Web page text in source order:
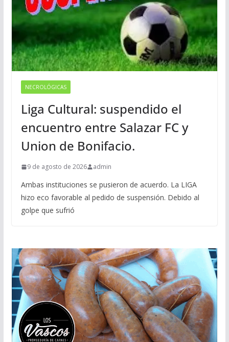
NECROLÓGICAS
Liga Cultural: suspendido el
encuentro entre Salazar FC y
Union de Bonifacio.
9 de agosto de 2026 admin
Ambas instituciones se pusieron de acuerdo. La LIGA
hizo eco favorable al pedido de suspensión. Debido al
golpe que sufrió